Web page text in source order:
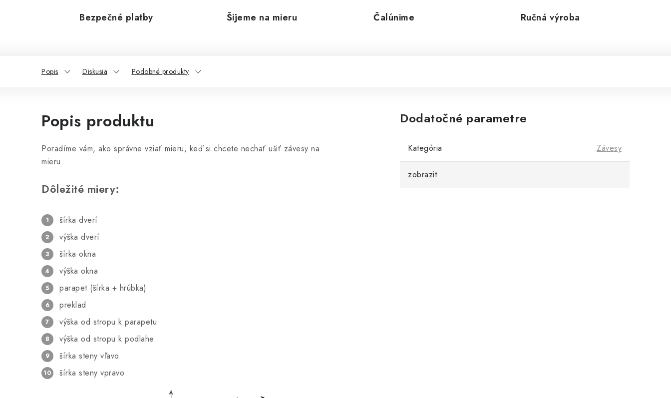
Bezpečné platby Šijeme na mieru Čalúnime Ručná výroba
Popis Diskusia Podobné produkty
Popis produktu
Poradíme vám, ako správne vziať mieru, keď si chcete nechať ušiť závesy na
mieru.
Dôležité miery:
šírka dverí
výška dverí
šírka okna
výška okna
parapet (šírka + hrúbka)
preklad
výška od stropu k parapetu
výška od stropu k podlahe
šírka steny vľavo
šírka steny vpravo
Dodatočné parametre
Kategória Závesy
zobrazit